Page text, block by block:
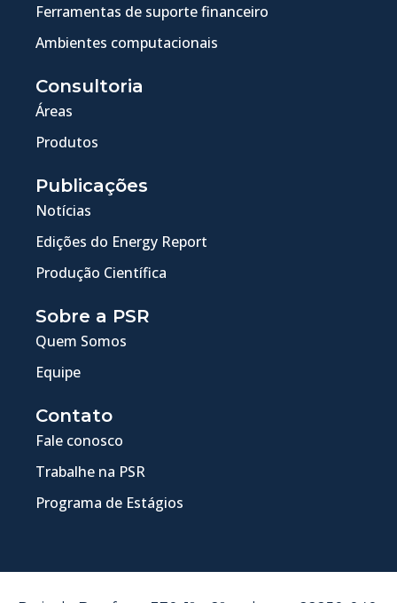
Ferramentas de suporte financeiro
Ambientes computacionais
Consultoria
Áreas
Produtos
Publicações
Notícias
Edições do Energy Report
Produção Científica
Sobre a PSR
Quem Somos
Equipe
Contato
Fale conosco
Trabalhe na PSR
Programa de Estágios